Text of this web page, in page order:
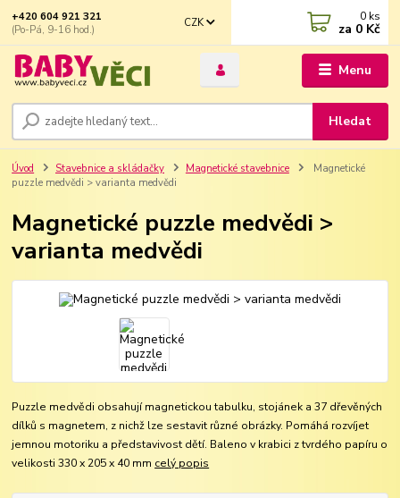
Menu
CZK
Hledat
+420 604 921 321
(Po-Pá, 9-16 hod.)
0 ks
za 0 Kč
Úvod Stavebnice a skládačky Magnetické stavebnice
Magnetické
puzzle medvědi > varianta medvědi
Magnetické puzzle medvědi >
varianta medvědi
Puzzle medvědi obsahují magnetickou tabulku, stojánek a 37 dřevěných
dílků s magnetem, z nichž lze sestavit různé obrázky. Pomáhá rozvíjet
jemnou motoriku a představivost dětí. Baleno v krabici z tvrdého papíru o
velikosti 330 x 205 x 40 mm celý popis